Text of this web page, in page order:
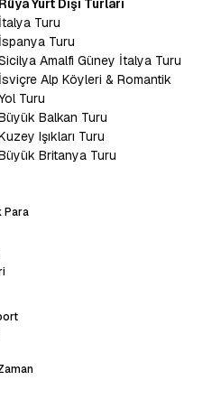
Rüya Yurt Dışı Turları
İtalya Turu
İspanya Turu
Amalfi Güney İtalya Turu
İsviçre Alp Köyleri & Romantik
Turu
Balkan Turu
Işıkları Turu
Britanya Turu
Para